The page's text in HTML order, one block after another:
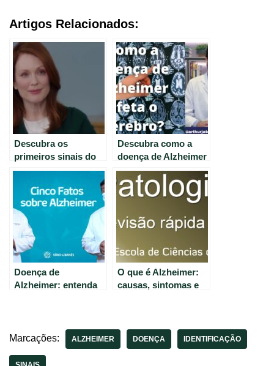
Artigos Relacionados:
Descubra os
primeiros sinais do
Alzheimer – Guia
Descubra como a
doença de Alzheimer
prejudica o
funcionamento do
cérebro
Doença de
Alzheimer: entenda
O que é Alzheimer:
causas, sintomas e
Marcações: ALZHEIMER DOENÇA IDENTIFICAÇÃO